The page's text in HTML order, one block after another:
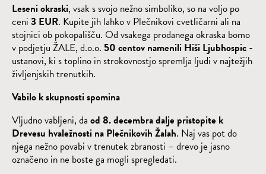
Leseni okraski, vsak s svojo nežno simboliko, so na voljo po
ceni 3 EUR. Kupite jih lahko v Plečnikovi cvetličarni ali na
stojnici ob pokopališču. Od vsakega prodanega okraska bomo
v podjetju ŽALE, d.o.o. 50 centov namenili Hiši Ljubhospic -
ustanovi, ki s toplino in strokovnostjo spremlja ljudi v najtežjih
življenjskih trenutkih.
Vabilo k skupnosti spomina
Vljudno vabljeni, da od 8. decembradalje pristopite k
Drevesu hvaležnosti na Plečnikovih Žalah. Naj vas pot do
njega nežno povabi v trenutek zbranosti – drevo je jasno
označeno in ne boste ga mogli spregledati.